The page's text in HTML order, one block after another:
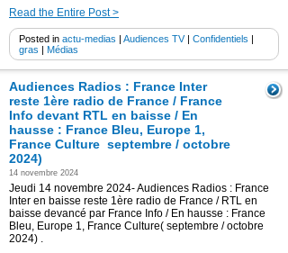
Read the Entire Post >
Posted in actu-medias | Audiences TV| Confidentiels |
gras | Médias
Audiences Radios : France Inter
reste 1ère radio de France / France
Info devant RTL en baisse / En
hausse : France Bleu, Europe 1,
France Culture septembre / octobre
2024)
14 novembre 2024
Jeudi 14 novembre 2024- Audiences Radios : France
Inter en baisse reste 1ère radio de France / RTL en
baisse devancé par France Info / En hausse : France
Bleu, Europe 1, France Culture( septembre / octobre
2024) .